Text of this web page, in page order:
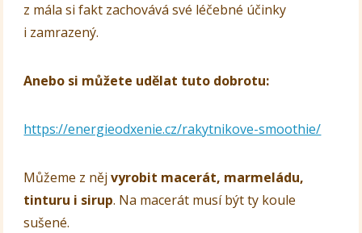
z mála si fakt zachovává své léčebné účinky
i zamrazený.
Anebo si můžete udělat tuto dobrotu:
https://energieodxenie.cz/rakytnikove-smoothie/
Můžeme z nějvyrobit macerát, marmeládu,
tinturu i sirup. Na macerát musí být ty koule
sušené.